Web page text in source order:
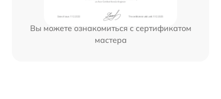
Вы можете ознакомиться с сертификатом
мастера